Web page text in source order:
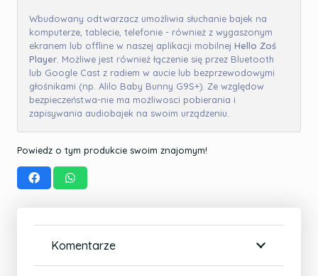
Wbudowany odtwarzacz umożliwia słuchanie bajek na
komputerze, tablecie, telefonie - również z wygaszonym
ekranem lub offline w naszej aplikacji mobilnej Hello Zoś
Player . Możliwe jest również łączenie się przez Bluetooth
lub Google Cast z radiem w aucie lub bezprzewodowymi
głośnikami (np. Alilo Baby Bunny G9S+). Ze względow
bezpieczeństwa-nie ma możliwosci pobierania i
zapisywania audiobajek na swoim urządzeniu.
Powiedz o tym produkcie swoim znajomym!
Komentarze